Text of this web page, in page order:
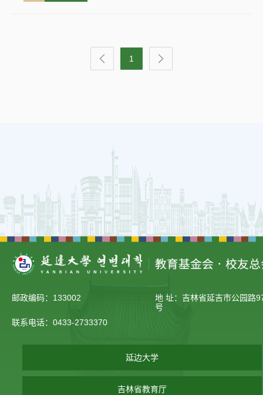
1
邮政编码：133002
地 址：吉林省延吉市公园路
号
联系电话：0433-2733370
延边大学
吉林省教育厅